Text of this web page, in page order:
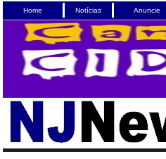
Home Notícias Anuncie